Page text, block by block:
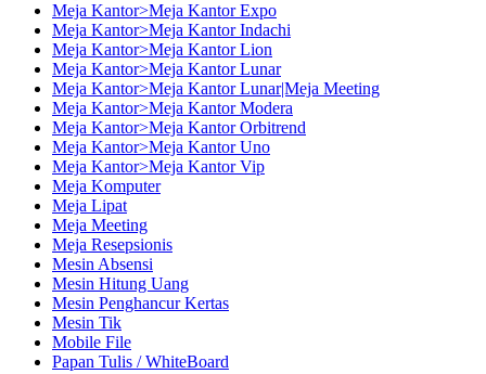
Meja Kantor>Meja Kantor Expo
Meja Kantor>Meja Kantor Indachi
Meja Kantor>Meja Kantor Lion
Meja Kantor>Meja Kantor Lunar
Meja Kantor>Meja Kantor Lunar|Meja Meeting
Meja Kantor>Meja Kantor Modera
Meja Kantor>Meja Kantor Orbitrend
Meja Kantor>Meja Kantor Uno
Meja Kantor>Meja Kantor Vip
Meja Komputer
Meja Lipat
Meja Meeting
Meja Resepsionis
Mesin Absensi
Mesin Hitung Uang
Mesin Penghancur Kertas
Mesin Tik
Mobile File
Papan Tulis / WhiteBoard